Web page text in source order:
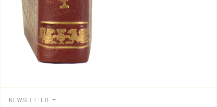
NEWSLETTER